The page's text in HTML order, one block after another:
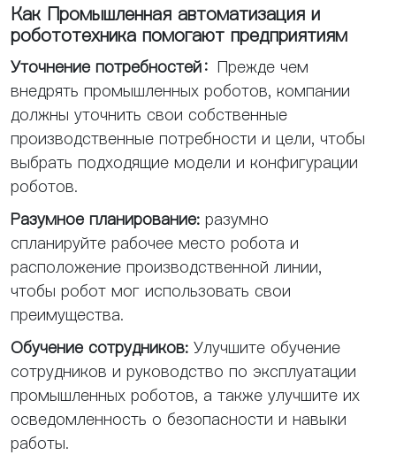
Как Промышленная автоматизация и
робототехника помогают предприятиям
Уточнение потребностей： Прежде чем
внедрять промышленных роботов, компании
должны уточнить свои собственные
производственные потребности и цели, чтобы
выбрать подходящие модели и конфигурации
роботов.
Разумное планирование: разумно
спланируйте рабочее место робота и
расположение производственной линии,
чтобы робот мог использовать свои
преимущества.
Обучение сотрудников: Улучшите обучение
сотрудников и руководство по эксплуатации
промышленных роботов, а также улучшите их
осведомленность о безопасности и навыки
работы.